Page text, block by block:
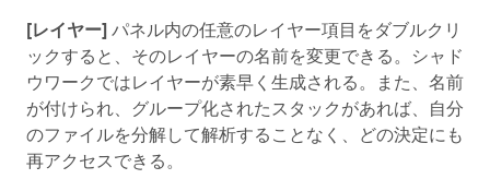
[レイヤー]パネル内の任意のレイヤー項目をダブルクリ
ックすると、そのレイヤーの名前を変更できる。シャド
ウワークではレイヤーが素早く生成される。また、名前
が付けられ、グループ化されたスタックがあれば、自分
のファイルを分解して解析することなく、どの決定にも
再アクセスできる。